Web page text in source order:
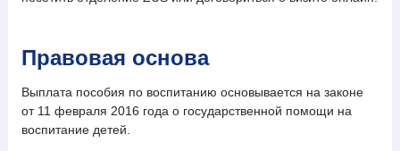
Правовая основа
Выплата пособия по воспитанию основывается на законе
от 11 февраля 2016 года о государственной помощи на
воспитание детей.